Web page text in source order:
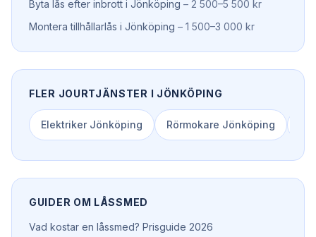
Byta lås efter inbrott i Jönköping – 2 500–5 500 kr
Montera tillhållarlås i Jönköping – 1 500–3 000 kr
FLER JOURTJÄNSTER I JÖNKÖPING
Elektriker Jönköping Rörmokare Jönköping
GUIDER OM LÅSSMED
Vad kostar en låssmed? Prisguide 2026